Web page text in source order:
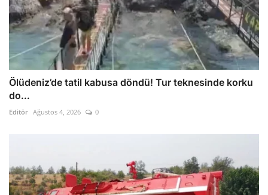
Ölüdeniz’de tatil kabusa döndü! Tur teknesinde korku
do...
Editör Ağustos 4, 2026 0